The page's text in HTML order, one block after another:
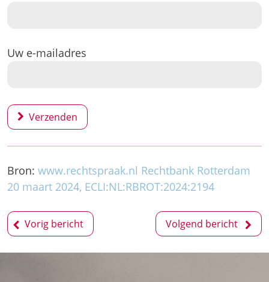
Uw e-mailadres
Verzenden
Bron: www.rechtspraak.nl Rechtbank Rotterdam
20 maart 2024, ECLI:NL:RBROT:2024:2194
Bericht
navigatie
Vorig bericht Volgend bericht